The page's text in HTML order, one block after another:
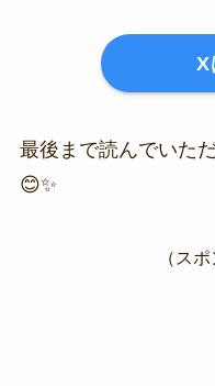
X
最後まで読んでいた
😊✨
（ス